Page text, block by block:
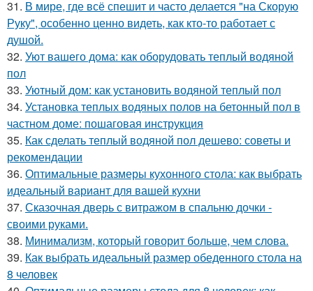
31. В мире, где всё спешит и часто делается "на Скорую
Руку", особенно ценно видеть, как кто-то работает с
душой.
32. Уют вашего дома: как оборудовать теплый водяной
пол
33. Уютный дом: как установить водяной теплый пол
34. Установка теплых водяных полов на бетонный пол в
частном доме: пошаговая инструкция
35. Как сделать теплый водяной пол дешево: советы и
рекомендации
36. Оптимальные размеры кухонного стола: как выбрать
идеальный вариант для вашей кухни
37. Сказочная дверь с витражом в спальню дочки -
своими руками.
38. Минимализм, который говорит больше, чем слова.
39. Как выбрать идеальный размер обеденного стола на
8 человек